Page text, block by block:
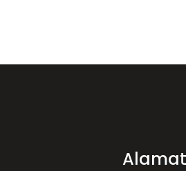
Alamat